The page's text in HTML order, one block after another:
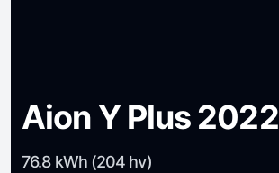
Aion Y Plus 2022
76.8 kWh (204 hv)